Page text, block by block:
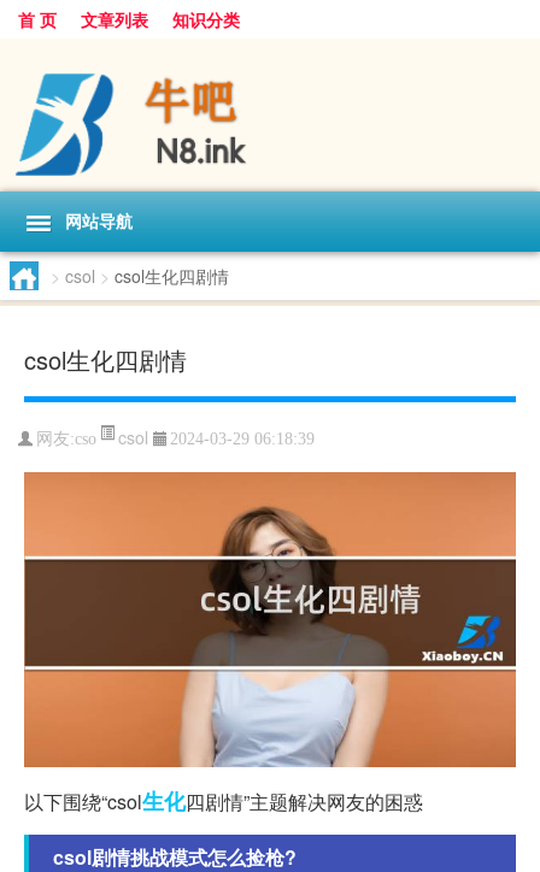
首 页 文章列表 知识分类
网站导航
> csol > csol生化四剧情
csol生化四剧情
网友:cso csol 2024-03-29 06:18:39
以下围绕“csol生化四剧情”主题解决网友的困惑
csol剧情挑战模式怎么捡枪?